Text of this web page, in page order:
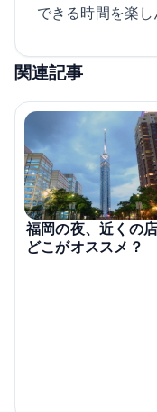
できる時間を楽し
関連記事
福岡の夜、近くの
どこがオススメ？